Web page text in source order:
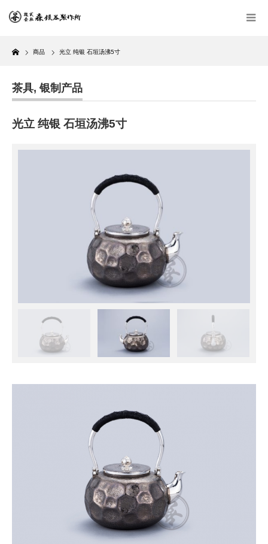
Home
商品 光立 纯银 石垣汤沸5寸
茶具,银制产品
光立 纯银 石垣汤沸5寸